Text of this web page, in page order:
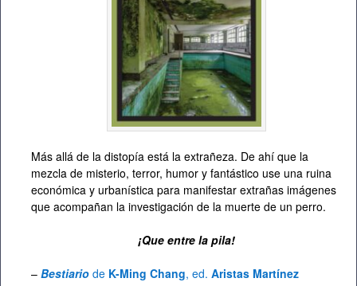
Más allá de la distopía está la extrañeza. De ahí que la
mezcla de misterio, terror, humor y fantástico use una ruina
económica y urbanística para manifestar extrañas imágenes
que acompañan la investigación de la muerte de un perro.
¡Que entre la pila!
– Bestiario de K-Ming Chang, ed. Aristas Martínez